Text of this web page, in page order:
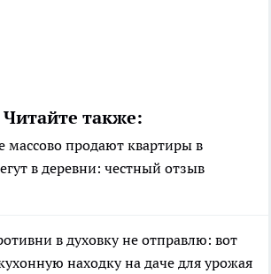
Читайте также:
массово продают квартиры в
в деревни: честный отзыв
в духовку не отправлю: вот
находку на даче для урожая